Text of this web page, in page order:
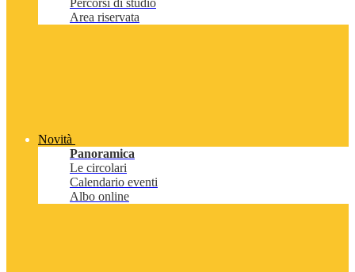
Percorsi di studio
Area riservata
Novità
Panoramica
Le circolari
Calendario eventi
Albo online